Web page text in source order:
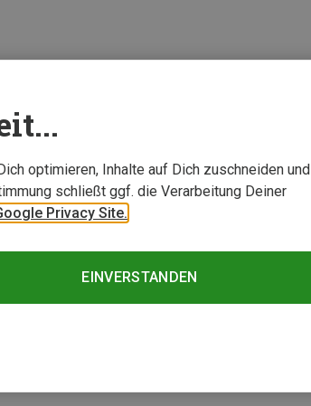
1 von 1 Artikel angesehen
optimieren, Inhalte auf Dich zuschneiden und
schließt ggf. die Verarbeitung Deiner
Privacy Site.
EINVERSTANDEN